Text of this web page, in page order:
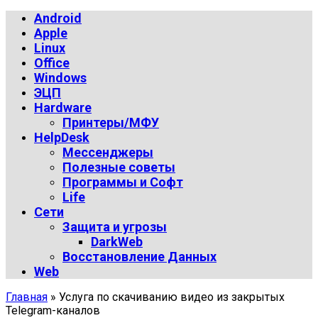
Android
Apple
Linux
Office
Windows
ЭЦП
Hardware
Принтеры/МФУ
HelpDesk
Мессенджеры
Полезные советы
Программы и Софт
Life
Сети
Защита и угрозы
DarkWeb
Восстановление Данных
Web
Главная » Услуга по скачиванию видео из закрытых
Telegram-каналов